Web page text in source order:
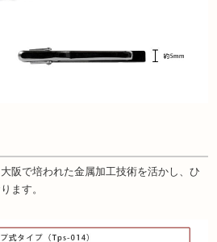
阪で培われた金属加工技術を活かし、ひ
ます。